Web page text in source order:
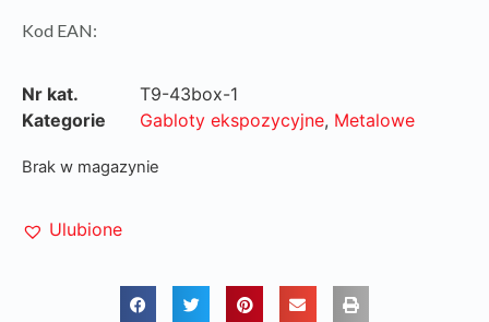
Kod EAN:
Nr kat.
T9-43box-1
Kategorie
Gabloty ekspozycyjne, Metalowe
Brak w magazynie
Ulubione